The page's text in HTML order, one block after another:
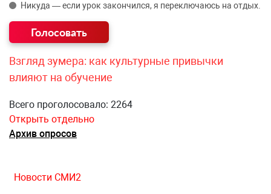
Никуда — если урок закончился, я переключаюсь на отдых.
Взгляд зумера: как культурные привычки
влияют на обучение
Всего проголосовало: 2264
Открыть отдельно
Архив опросов
Новости СМИ2